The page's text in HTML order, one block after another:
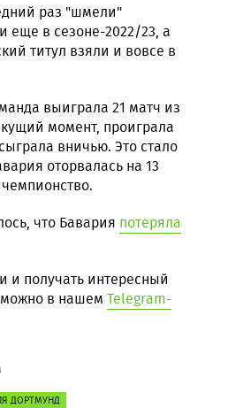
раз "шмели"
еще в сезоне-2022/23, а
титул взяли и вовсе в
выиграла 21 матч из
момент, проиграла
вничью. Это стало
оторвалась на 13
что Бавария потеряла
и получать интересный
можно в нашем Telegram-
ДОРТМУНД